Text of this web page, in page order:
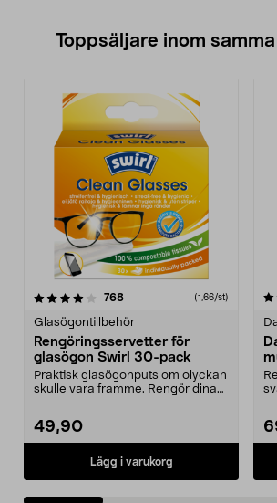
Toppsäljare inom
768recensioner (1,66/st)
Glasögontillbehör
Rengöringsservetter för
glasögon Swirl 30-pack
Praktisk glasögonputs om olyckan
skulle vara framme. Rengör dina
49,90
Lägg i varukorg
5.0 av 5 stjärnor